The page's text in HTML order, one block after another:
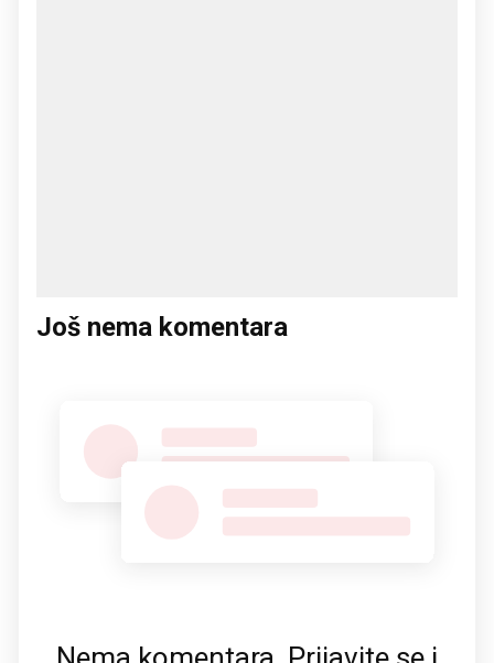
Još nema komentara